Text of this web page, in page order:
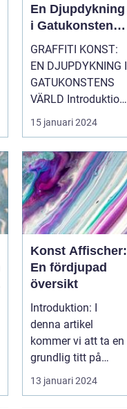
En Djupdykning
i Gatukonstens
Värld
GRAFFITI KONST:
EN DJUPDYKNING I
GATUKONSTENS
VÄRLD Introduktion:
15 januari 2024
Konst Affischer:
En fördjupad
översikt
Introduktion: I
denna artikel
kommer vi att ta en
grundlig titt på
"konst affischer",
och utforska d...
13 januari 2024